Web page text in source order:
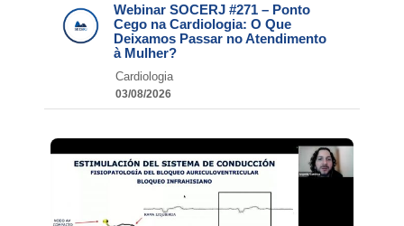
Webinar SOCERJ #271 – Ponto
Cego na Cardiologia: O Que
Deixamos Passar no Atendimento
à Mulher?
Cardiologia
03/08/2026